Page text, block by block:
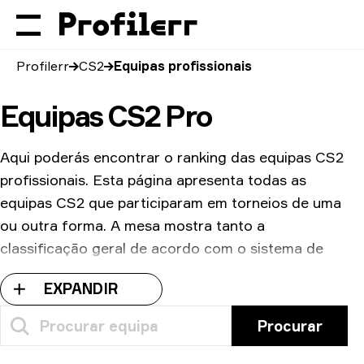
Profilerr CS2 Equipas profissionais
Equipas CS2 Pro
Aqui poderás encontrar o ranking das equipas CS2
profissionais. Esta página apresenta todas as
equipas CS2 que participaram em torneios de uma
ou outra forma. A mesa mostra tanto a
classificação geral de acordo com o sistema de
ranking da HLTV como a percentagem de vitórias
de cada equipa. Podes também ver o rácio kill-to-
death, o montante total de prémios em dinheiro
que ganharam e o mapa no qual uma determinada
EXPANDIR
Procurar